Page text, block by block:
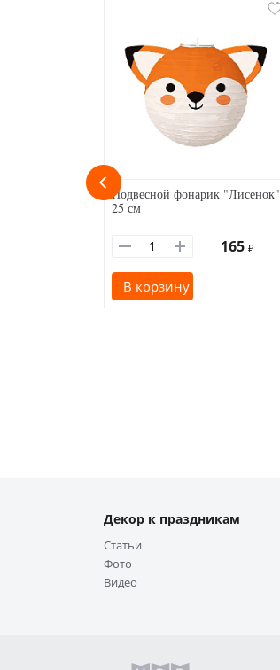
Подвесной фонарик "Лисенок"
25 см
165 ₽
В корзину
Декор к праздникам
Статьи
Фото
Видео